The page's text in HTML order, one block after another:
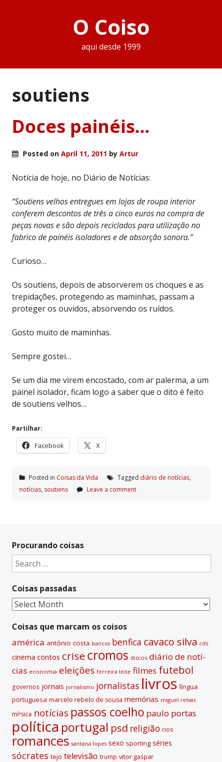
O Coiso
aqui desde 1999
soutiens
Doces painéis…
Posted on April 11, 2011 by Artur
Notícia de hoje, no Diário de Notícias:
“Soutiens velhos entregues em lojas de roupa interior
conferem descontos de três a cinco euros na compra de
peças novas e são depois reciclados para utilização no
fabrico de painéis isoladores e de absorção sonora.”
Curioso…
Os soutiens, depois de absorverem os choques e as
trepidações, protegendo as maminhas, passam a
proteger os ouvidos, absorvendo os ruídos.
Gosto muito de maminhas.
Sempre gostei…
Se um dia me virem encostado, com ar palerma, a um
painel isolador, ficam logo a saber que o dito é feito
de soutiens velhos…
Partilhar:
Facebook X
Posted in Coisas da Vida Tagged diário de notí­cias,
notí­cias, soutiens Leave a comment
Procurando coisas
Search
for:
Coisas passadas
Coisas
Coisas que marcam os coisos
américa antónio costa bancos benfica cavaco silva cds
cinema contos crise cromos discos diário de notí­
cias economia eleições ferreira leite filmes futebol
governos jornais jornalismo jornalistas livros lí­ngua
portuguesa marcelo rebelo de sousa memórias miguel relvas
míºsica notí­cias passos coelho paulo portas
polí­tica portugal psd religião rios
romances santana lopes sexo sporting séries
sócrates tejo televisão trump vitor gaspar